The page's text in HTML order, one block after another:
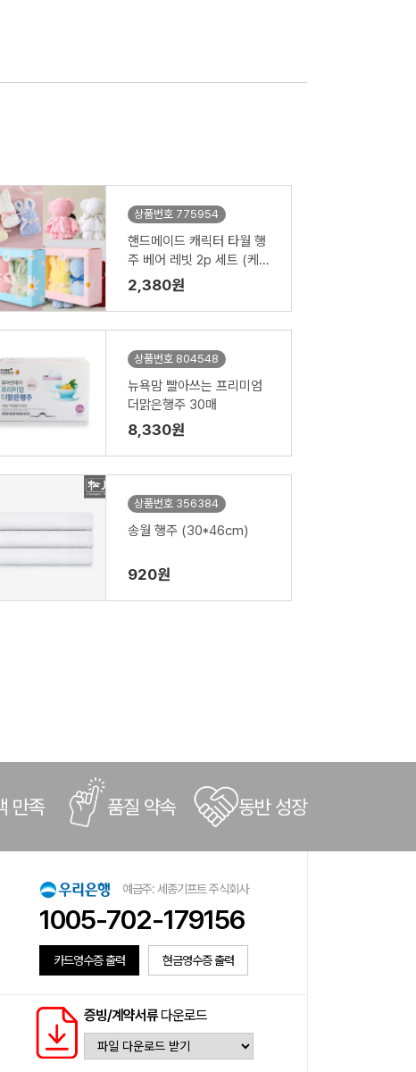
상품번호 775954
핸드메이드 캐릭터 타월 행
주 베어 레빗 2p 세트 (케이
스포함)
2,380원
상품번호 804548
뉴욕맘 빨아쓰는 프리미엄
더맑은행주 30매
8,330원
상품번호 356384
송월 행주 (30*46cm)
920원
만족 품질 약속 동반 성장
예금주: 세종기프트 주식회사
1005-702-179156
카드영수증 출력 현금영수증 출력
증빙/계약서류다운로드